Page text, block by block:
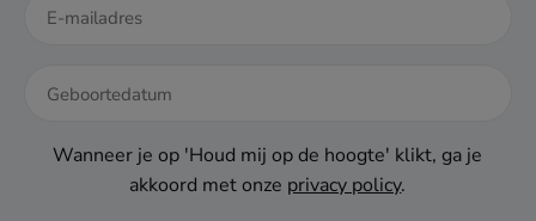
DD
Wanneer je op 'Houd mij op de hoogte' klikt, ga je
akkoord met onze privacy policy.